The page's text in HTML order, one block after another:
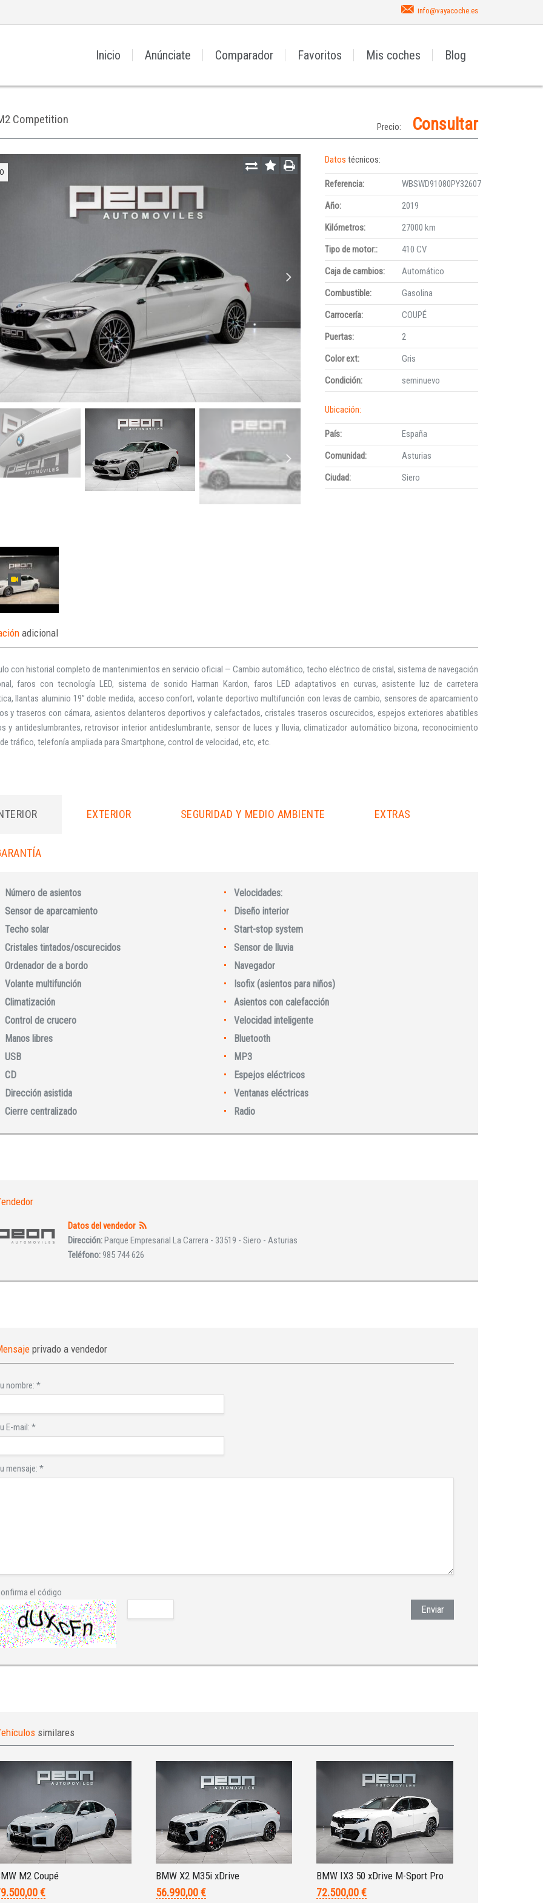
info@vayacoche.es
Inicio Anúnciate Comparador Favoritos Mis coches Blog
Competition
Precio: Consultar
Datostécnicos:
Referencia:
WBSWD91080PY32607
Año:
2019
Kilómetros:
27000 km
Tipo de motor::
410 CV
Caja de cambios:
Automático
Combustible:
Gasolina
Carrocería:
COUPÉ
Puertas:
2
Color ext:
Gris
Condición:
seminuevo
Ubicación:
País:
España
Comunidad:
Asturias
Ciudad:
Siero
adicional
con historial completo de mantenimientos en servicio oficial — Cambio automático, techo eléctrico de cristal, sistema de navegación
faros con tecnología LED, sistema de sonido Harman Kardon, faros LED adaptativos en curvas, asistente luz de carretera
llantas aluminio 19” doble medida, acceso confort, volante deportivo multifunción con levas de cambio, sensores de aparcamiento
y traseros con cámara, asientos delanteros deportivos y calefactados, cristales traseros oscurecidos, espejos exteriores abatibles
y antideslumbrantes, retrovisor interior antideslumbrante, sensor de luces y lluvia, climatizador automático bizona, reconocimiento
tráfico, telefonía ampliada para Smartphone, control de velocidad, etc, etc.
EXTERIOR SEGURIDAD Y MEDIO AMBIENTE EXTRAS
Número de asientos
Velocidades:
Sensor de aparcamiento
Diseño interior
Techo solar
Start-stop system
Cristales tintados/oscurecidos
Sensor de lluvia
Ordenador de a bordo
Navegador
Volante multifunción
Isofix (asientos para niños)
Climatización
Asientos con calefacción
Control de crucero
Velocidad inteligente
Manos libres
Bluetooth
USB
MP3
CD
Espejos eléctricos
Dirección asistida
Ventanas eléctricas
Cierre centralizado
Radio
Datos del vendedor
Dirección:Parque Empresarial La Carrera - 33519 - Siero - Asturias
Teléfono:985 744 626
privado a vendedor
nombre: *
E-mail: *
mensaje: *
el código
Enviar
similares
M2 Coupé
€
BMW X2 M35i xDrive
56.990,00 €
BMW IX3 50 xDrive M-Sport Pro
72.500,00 €